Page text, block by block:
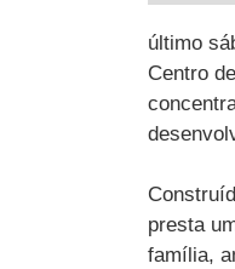
último
Centro
presta
família,